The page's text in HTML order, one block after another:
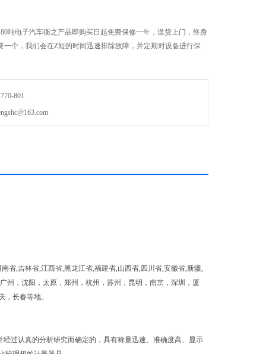
吨电子汽车衡之产品即购买日起免费保修一年，送货上门，终身
一个，我们会在Z短的时间迅速排除故障，并定期对设备进行保
801
省,吉林省,江西省,黑龙江省,福建省,山西省,四川省,安徽省,新疆,
州，沈阳，太原，郑州，杭州，苏州，昆明，南京，深圳，厦
长春等地。
过认真的分析研究而确定的，具有称量迅速、准确度高、显示